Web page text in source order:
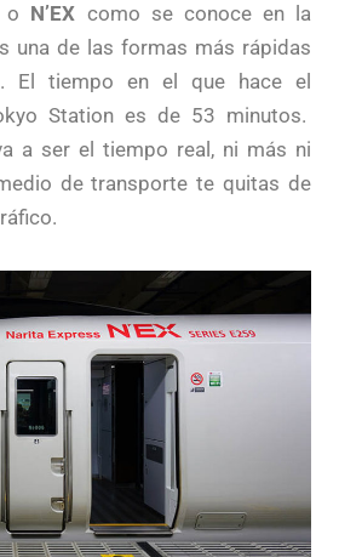
o N’EX como se conoce en la
una de las formas más rápidas
El tiempo en el que hace el
Station es de 53 minutos.
a ser el tiempo real, ni más ni
de transporte te quitas de